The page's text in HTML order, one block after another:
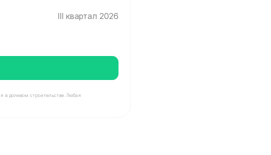
III квартал 2026
в долевом строительстве. Любая